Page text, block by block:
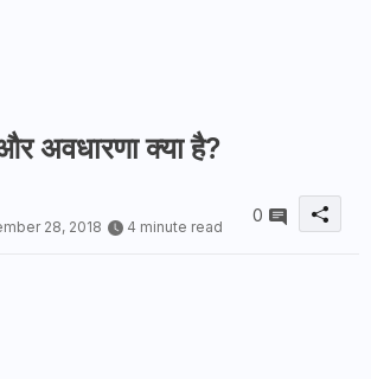
अवधारणा क्या है?
28, 2018
4 minute read
0